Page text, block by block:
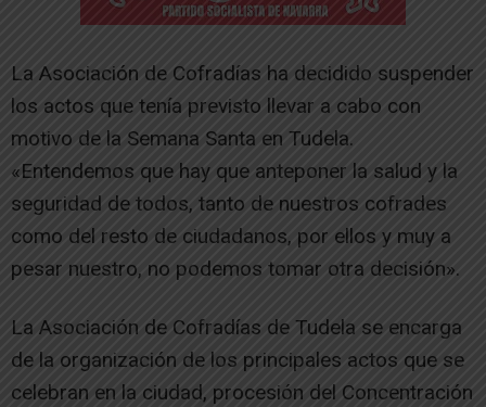
La Asociación de Cofradías ha decidido suspender
los actos que tenía previsto llevar a cabo con
motivo de la Semana Santa en Tudela.
«Entendemos que hay que anteponer la salud y la
seguridad de todos, tanto de nuestros cofrades
como del resto de ciudadanos, por ellos y muy a
pesar nuestro, no podemos tomar otra decisión».
La Asociación de Cofradías de Tudela se encarga
de la organización de los principales actos que se
celebran en la ciudad, procesión del Concentración